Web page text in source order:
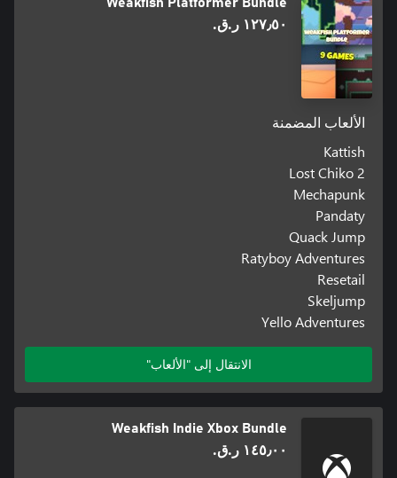
Weakfish Platformer Bundle
١٢٧٫٥٠ ر.ق.‏
الألعاب المضمنة
Kattish
Lost Chiko 2
Mechapunk
Pandaty
Quack Jump
Ratyboy Adventures
Resetail
Skeljump
Yello Adventures
الانتقال إلى "الألعاب"
Weakfish Indie Xbox Bundle
١٤٥٫٠٠ ر.ق.‏